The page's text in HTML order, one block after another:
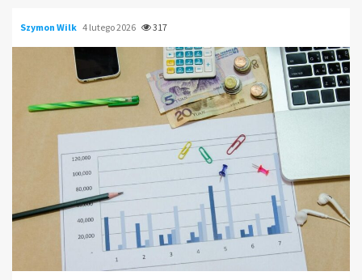
Szymon Wilk 4 lutego 2026 317